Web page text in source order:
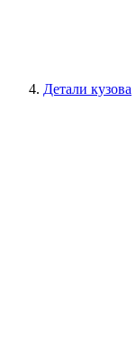
Детали кузова